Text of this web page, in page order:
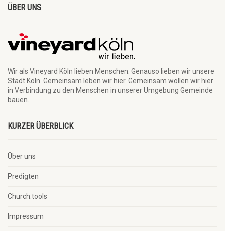
ÜBER UNS
Wir als Vineyard Köln lieben Menschen. Genauso lieben wir unsere
Stadt Köln. Gemeinsam leben wir hier. Gemeinsam wollen wir hier
in Verbindung zu den Menschen in unserer Umgebung Gemeinde
bauen.
KURZER ÜBERBLICK
Über uns
Predigten
Church.tools
Impressum